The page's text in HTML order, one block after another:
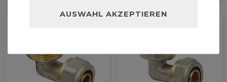
AUSWAHL AKZEPTIEREN